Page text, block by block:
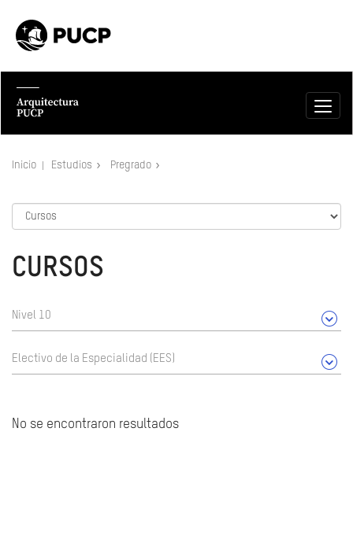
Inicio Estudios Pregrado
CURSOS
Nivel 10
Electivo de la Especialidad (EES)
No se encontraron resultados